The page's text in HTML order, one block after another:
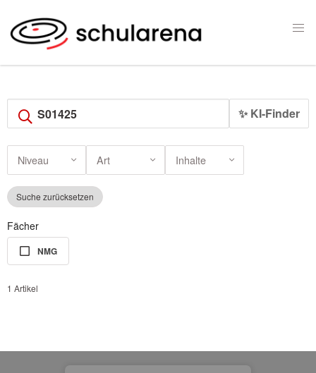
✨ KI-Finder
Niveau Art Inhalte
Suche zurücksetzen
Fächer
NMG
1 Artikel